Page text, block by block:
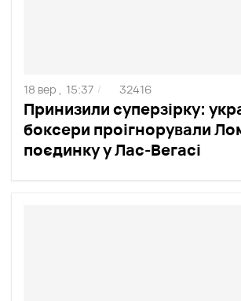
Принизили суперзірку:
боксери проігнорували
поєдинку у Лас-Вегасі
18 вер , 15:37 / 32416